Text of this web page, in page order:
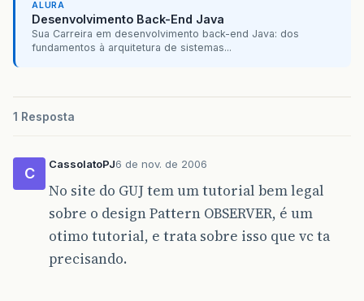
ALURA
Desenvolvimento Back-End Java
Sua Carreira em desenvolvimento back-end Java: dos
fundamentos à arquitetura de sistemas...
1 Resposta
C
CassolatoPJ6 de nov. de 2006
No site do GUJ tem um tutorial bem legal
sobre o design Pattern OBSERVER, é um
otimo tutorial, e trata sobre isso que vc ta
precisando.